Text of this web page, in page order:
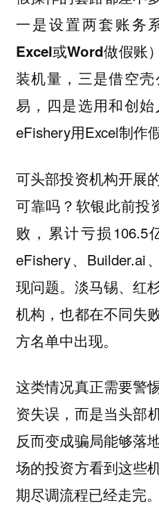
一是设置两套账务
Excel或Word做假账
装机量，三是借空
易，四是选用和创
eFishery用Excel制作假
可头部投资机构开展
可靠吗？软银此前投
败，累计亏损106.5
eFishery、Builder.ai
现问题。淡马锡、红
机构，也都在不同失
方名单中出现。
这类情况真正需要警
资失误，而是当头部
反而变成骗局能够落
场的投资方看到这些
期尽调流程已经走完。